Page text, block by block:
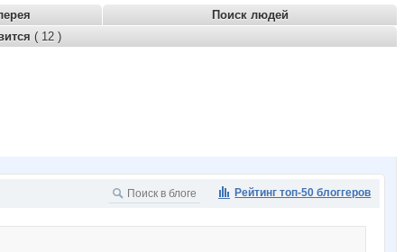
Поиск людей
( 12 )
Рейтинг топ-50 блоггеров